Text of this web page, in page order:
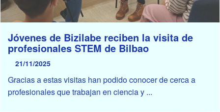
Jóvenes de Bizilabe reciben la visita de
profesionales STEM de Bilbao
21/11/2025
Gracias a estas visitas han podido conocer de cerca a
profesionales que trabajan en ciencia y ...